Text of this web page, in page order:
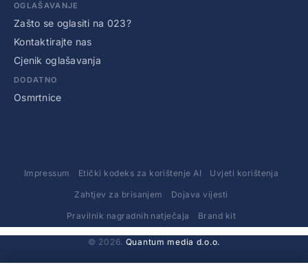
OGLAŠAVANJE
Zašto se oglasiti na 023?
Kontaktirajte nas
Cjenik oglašavanja
DODATNO
Osmrtnice
Impressum Etički kodeks za korištenje AI Uvjeti korištenja
Zahtjev za brisanjem Dojava vijesti
Pravilnik nagradnih natječaja Brand kit
© 2026. Quantum media d.o.o.